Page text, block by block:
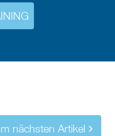
nächsten Artikel